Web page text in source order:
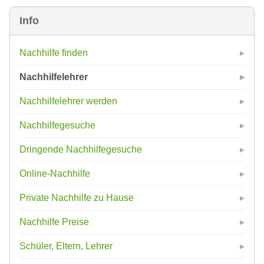
Info
Nachhilfe finden
Nachhilfelehrer
Nachhilfelehrer werden
Nachhilfegesuche
Dringende Nachhilfegesuche
Online-Nachhilfe
Private Nachhilfe zu Hause
Nachhilfe Preise
Schüler, Eltern, Lehrer